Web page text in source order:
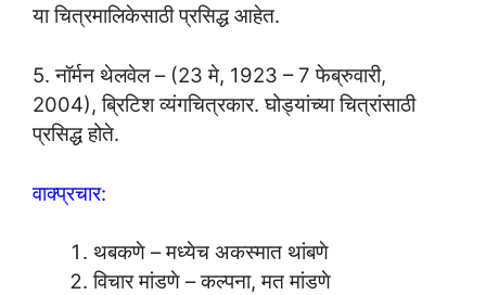
या चित्रमालिकेसाठी प्रसिद्ध आहेत.
5. नॉर्मन थेलवेल – (23 मे, 1923 – 7 फेब्रुवारी,
2004), ब्रिटिश व्यंगचित्रकार. घोड्यांच्या चित्रांसाठी
प्रसिद्ध होते.
वाक्प्रचार:
थबकणे – मध्येच अकस्मात थांबणे
विचार मांडणे – कल्पना, मत मांडणे